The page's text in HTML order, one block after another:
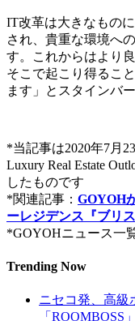
IT改革は大きなもの
され、 貴重な環境へ
す。
これからはより
そこで起こり得るこ
ます」とスタインバ
*当記事は2020年7月
Luxury Real Estate
したものです
*関連記事： GOYOH
ーレジデンス『ブリ
*GOYOHニュース一
Trending Now
ニセコ発、高級
「